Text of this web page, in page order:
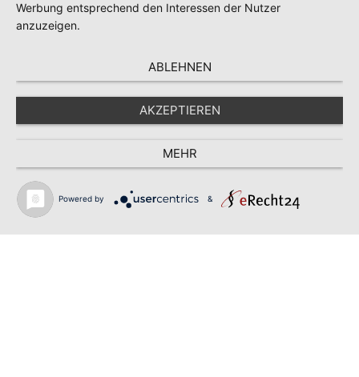
Werbung entsprechend den Interessen der Nutzer
anzuzeigen.
ABLEHNEN
AKZEPTIEREN
MEHR
Powered by &